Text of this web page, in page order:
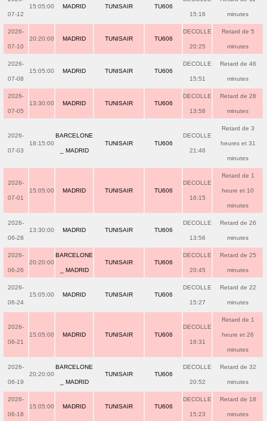
07-12
15:05:00 MADRID TUNISAIR TU606
15:16 minutes
2026-
07-10
20:20:00 MADRID TUNISAIR TU606
DECOLLE
20:25
Retard de 5
minutes
2026-
07-08
15:05:00 MADRID TUNISAIR TU606
DECOLLE
15:51
Retard de 46
minutes
2026-
07-05
13:30:00 MADRID TUNISAIR TU606
DECOLLE
13:58
Retard de 28
minutes
2026-
07-03
18:15:00
BARCELONE
_ MADRID
TUNISAIR TU606
DECOLLE
21:46
Retard de 3
heures et 31
minutes
2026-
07-01
15:05:00 MADRID TUNISAIR TU606
DECOLLE
16:15
Retard de 1
heure et 10
minutes
2026-
06-28
13:30:00 MADRID TUNISAIR TU606
DECOLLE
13:56
Retard de 26
minutes
2026-
06-26
20:20:00
BARCELONE
_ MADRID
TUNISAIR TU606
DECOLLE
20:45
Retard de 25
minutes
2026-
06-24
15:05:00 MADRID TUNISAIR TU606
DECOLLE
15:27
Retard de 22
minutes
2026-
06-21
15:05:00 MADRID TUNISAIR TU606
DECOLLE
16:31
Retard de 1
heure et 26
minutes
2026-
06-19
20:20:00
BARCELONE
_ MADRID
TUNISAIR TU606
DECOLLE
20:52
Retard de 32
minutes
2026-
06-18
15:05:00 MADRID TUNISAIR TU606
DECOLLE
15:23
Retard de 18
minutes